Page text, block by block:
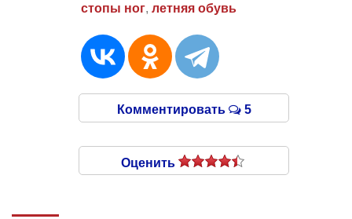
стопы ног, летняя обувь
Комментировать 5
Оценить